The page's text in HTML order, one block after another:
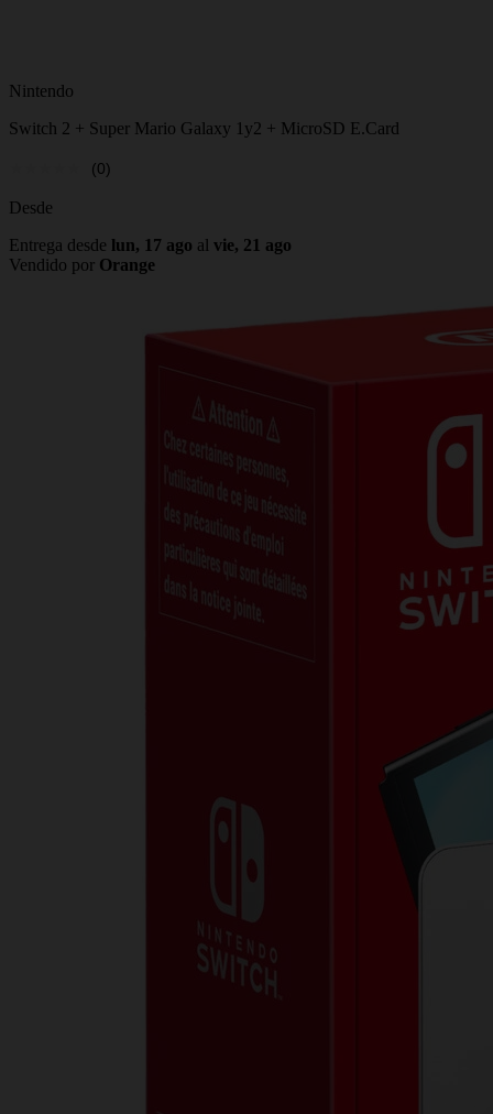
Nintendo
Switch 2 + Super Mario Galaxy 1y2 + MicroSD E.Card
(0)
Desde
Entrega desde lun, 17 ago al vie, 21 ago
Vendido por Orange